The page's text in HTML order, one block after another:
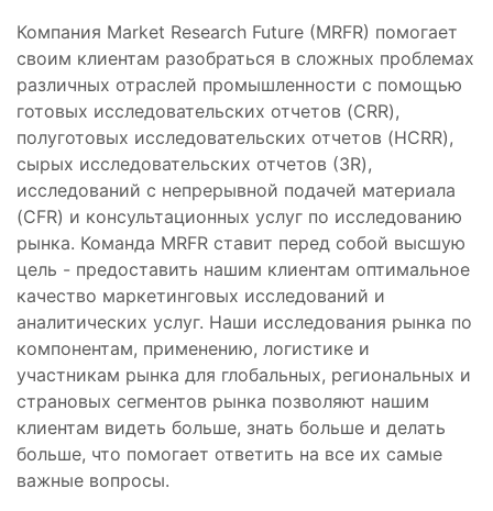
Компания Market Research Future (MRFR) помогает
своим клиентам разобраться в сложных проблемах
различных отраслей промышленности с помощью
готовых исследовательских отчетов (CRR),
полуготовых исследовательских отчетов (HCRR),
сырых исследовательских отчетов (3R),
исследований с непрерывной подачей материала
(CFR) и консультационных услуг по исследованию
рынка. Команда MRFR ставит перед собой высшую
цель - предоставить нашим клиентам оптимальное
качество маркетинговых исследований и
аналитических услуг. Наши исследования рынка по
компонентам, применению, логистике и
участникам рынка для глобальных, региональных и
страновых сегментов рынка позволяют нашим
клиентам видеть больше, знать больше и делать
больше, что помогает ответить на все их самые
важные вопросы.